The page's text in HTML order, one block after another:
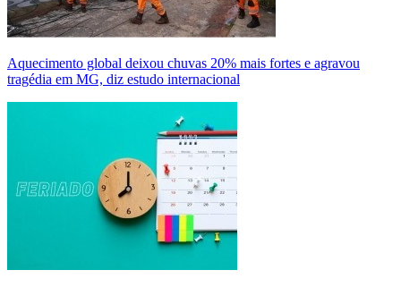
Aquecimento global deixou chuvas 20% mais fortes e agravou
tragédia em MG, diz estudo internacional